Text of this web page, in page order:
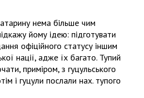
нема більше чим
йому ідею: підготувати
офіційного статусу іншим
нації, адже їх багато. Тупий
приміром, з гуцульського
і гуцули послали нах. тупого